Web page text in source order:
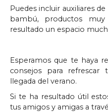
Puedes incluir auxiliares
bambú, productos
resultado un espacio
Esperamos que te haya
consejos para
llegada del verano.
Si te ha resultado útil
tus amigos y amigas a